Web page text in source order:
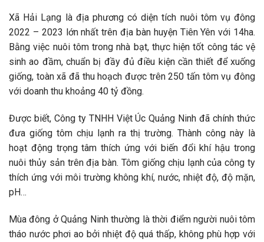
Xã Hải Lạng là địa phương có diện tích nuôi tôm vụ đông
2022 – 2023 lớn nhất trên địa bàn huyện Tiên Yên với 14ha.
Bằng việc nuôi tôm trong nhà bạt, thực hiện tốt công tác vệ
sinh ao đầm, chuẩn bị đầy đủ điều kiện cần thiết để xuống
giống, toàn xã đã thu hoạch được trên 250 tấn tôm vụ đông
với doanh thu khoảng 40 tỷ đồng.
Được biết, Công ty TNHH Việt Úc Quảng Ninh đã chính thức
đưa giống tôm chịu lạnh ra thị trường. Thành công này là
hoạt động trọng tâm thích ứng với biến đổi khí hậu trong
nuôi thủy sản trên địa bàn. Tôm giống chịu lạnh của công ty
thích ứng với môi trường không khí, nước, nhiệt độ, độ mặn,
pH…
Mùa đông ở Quảng Ninh thường là thời điểm người nuôi tôm
tháo nước phơi ao bởi nhiệt độ quá thấp, không phù hợp với